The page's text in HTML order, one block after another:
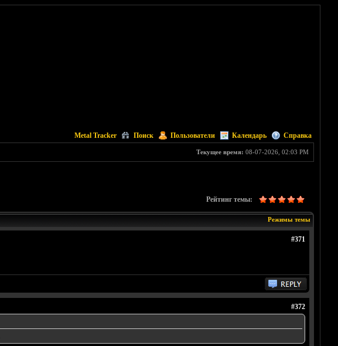
Metal Tracker Поиск Пользователи Календарь Справка
Текущее время: 08-07-2026, 02:03 PM
Рейтинг темы:
Режимы темы
#371
#372